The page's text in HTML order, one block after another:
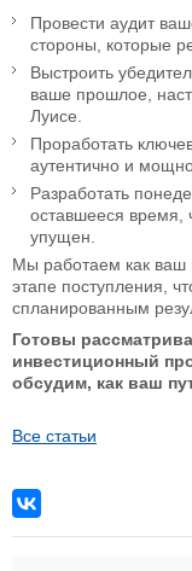
Провести аудит
стороны, которые
Выстроить
ваше прошлое,
Луисе.
Проработать
аутентично и
Разработать
оставшееся
упущен.
Мы работаем как ваш
этапе поступления,
спланированным
Готовы
инвестиционный
обсудим, как ваш
Все статьи